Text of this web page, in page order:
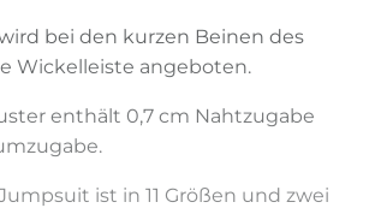
bei den kurzen Beinen des
Wickelleiste angeboten.
enthält 0,7 cm Nahtzugabe
ist in 11 Größen und zwei